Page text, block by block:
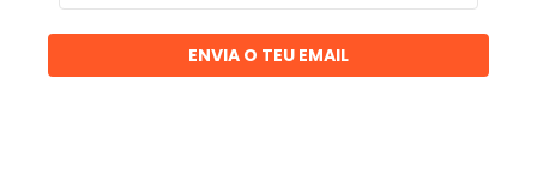
email
ENVIA O TEU EMAIL